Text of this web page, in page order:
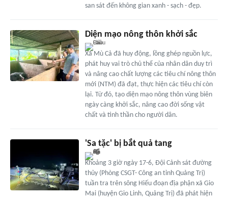
san sát đến không gian xanh - sạch - đẹp.
Diện mạo nông thôn khởi sắc
Xã Mù Cả đã huy động, lồng ghép nguồn lực,
phát huy vai trò chủ thể của nhân dân duy trì
và nâng cao chất lượng các tiêu chí nông thôn
mới (NTM) đã đạt, thực hiện các tiêu chí còn
lại. Từ đó, tạo diện mạo nông thôn vùng biên
ngày càng khởi sắc, nâng cao đời sống vật
chất và tinh thần cho người dân.
'Sa tặc' bị bắt quả tang
Khoảng 3 giờ ngày 17-6, Đội Cảnh sát đường
thủy (Phòng CSGT- Công an tỉnh Quảng Trị)
tuần tra trên sông Hiếu đoạn địa phận xã Gio
Mai (huyện Gio Linh, Quảng Trị) đã phát hiện